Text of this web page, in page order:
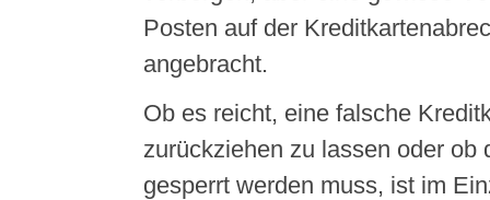
Posten auf der
angebracht.
Ob es reicht, eine falsche
zurückziehen zu lassen oder ob
gesperrt werden muss, ist im